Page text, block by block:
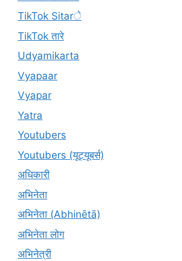
TikTok Sitarे
TikTok तारे
Udyamikarta
Vyapaar
Vyapar
Yatra
Youtubers
Youtubers (यूट्यूबर्स)
अधिकारी
अभिनेता
अभिनेता (Abhinētā)
अभिनेता लोग
अभिनेत्री